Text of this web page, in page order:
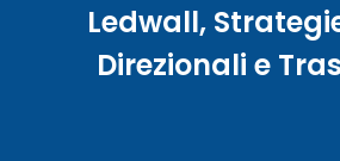
Ledwall,
Direzionali e